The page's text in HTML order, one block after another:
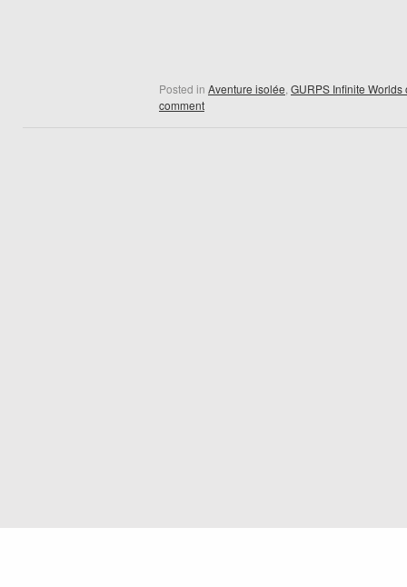
Posted in Aventure isolée GURPS Infinite Worlds
comment